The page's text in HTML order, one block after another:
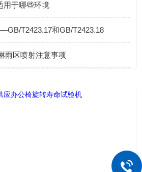
用于哪些环境
T2423.17和GB/T2423.18
雨区喷射注意事项